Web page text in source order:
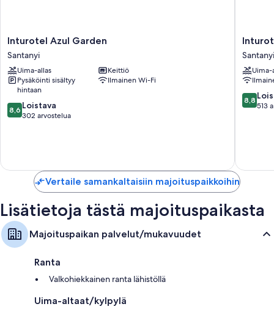
Inturotel
Azul
Garden
Santanyi
Inturotel Azul Garden
Santanyi
Uima-allas
Keittiö
Pysäköinti sisältyy
hintaan
Ilmainen Wi-Fi
8.6
kautta
8,6 Loistava
302 arvostelua
Inturotel
Cala
Azul
Santanyi
Santanyi
Uima-
8.8
kautta
8,8
513
Vertaile samankaltaisiin majoituspaikkoihin
Lisätietoja tästä majoituspaikasta
Majoituspaikan palvelut/mukavuudet
Ranta
Valkohiekkainen ranta lähistöllä
Uima-altaat/kylpylä